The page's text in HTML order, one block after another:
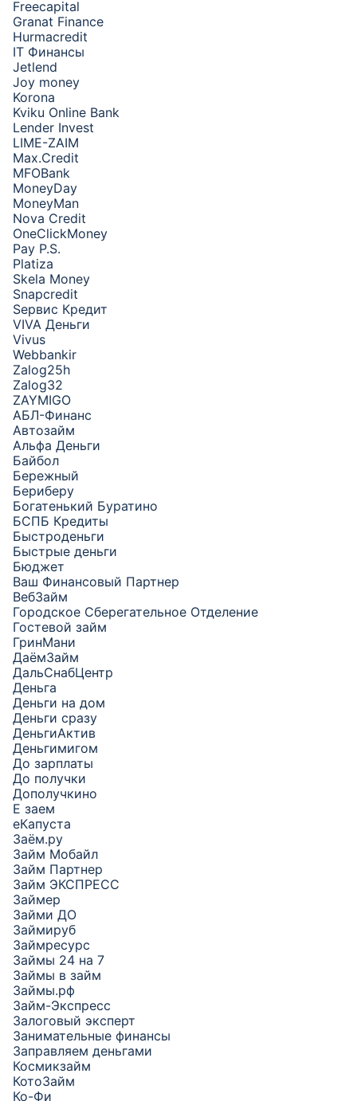
Freecapital
Granat Finance
Hurmacredit
IT Финансы
Jetlend
Joy money
Korona
Kviku Online Bank
Lender Invest
LIME-ZAIM
Max.Credit
MFOBank
MoneyDay
MoneyMan
Nova Credit
OneClickMoney
Pay P.S.
Platiza
Skela Money
Snapcredit
Sервис Кредит
VIVA Деньги
Vivus
Webbankir
Zalog25h
Zalog32
ZAYMIGO
АБЛ-Финанс
Автозайм
Альфа Деньги
Байбол
Бережный
Бериберу
Богатенький Буратино
БСПБ Кредиты
Быстроденьги
Быстрые деньги
Бюджет
Ваш Финансовый Партнер
ВебЗайм
Городское Сберегательное Отделение
Гостевой займ
ГринМани
ДаёмЗайм
ДальСнабЦентр
Деньга
Деньги на дом
Деньги сразу
ДеньгиАктив
Деньгимигом
До зарплаты
До получки
Дополучкино
Е заем
еКапуста
Заём.ру
Займ Мобайл
Займ Партнер
Займ ЭКСПРЕСС
Займер
Займи ДО
Займируб
Займресурс
Займы 24 на 7
Займы в займ
Займы.рф
Займ-Экспресс
Залоговый эксперт
Занимательные финансы
Заправляем деньгами
Космикзайм
КотоЗайм
Ко-Фи